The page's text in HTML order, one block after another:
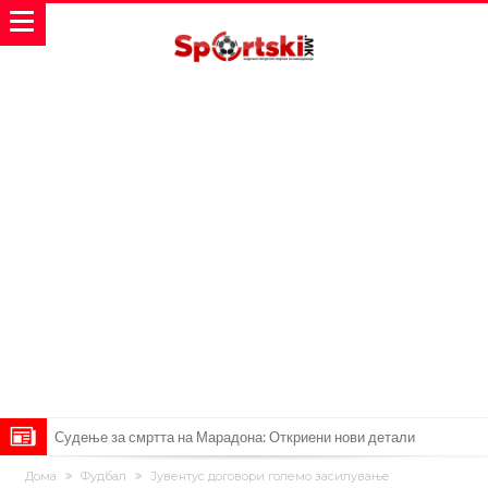
Судење за смртта на Марадона: Откриени нови детали
Англиски репрезентативец обвинет за напад во ноќен клуб – ќе
Дома Фудбал Јувентус договори големо засилување